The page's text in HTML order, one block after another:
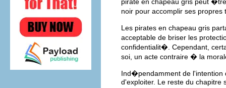
noir pour accomplir ses
Les pirates en chapeau gris
acceptable de briser les
confidentialit�. Cependant,
soi, un acte contraire � la
Ind�pendamment de l'intention
d'exploiter. Le reste du chapitre